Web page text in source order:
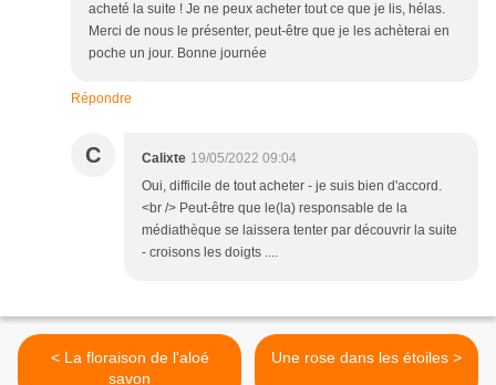
acheté la suite ! Je ne peux acheter tout ce que je lis, hélas.
Merci de nous le présenter, peut-être que je les achèterai en
poche un jour. Bonne journée
Répondre
C Calixte 19/05/2022 09:04
Oui, difficile de tout acheter - je suis bien d'accord.
<br /> Peut-être que le(la) responsable de la
médiathèque se laissera tenter par découvrir la suite
- croisons les doigts ....
< La floraison de l'aloé
savon
Une rose dans les étoiles >